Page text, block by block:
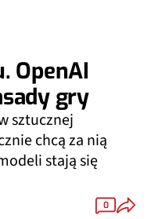
OpenAI
gry
sztucznej
chcą za nią
stają się
0